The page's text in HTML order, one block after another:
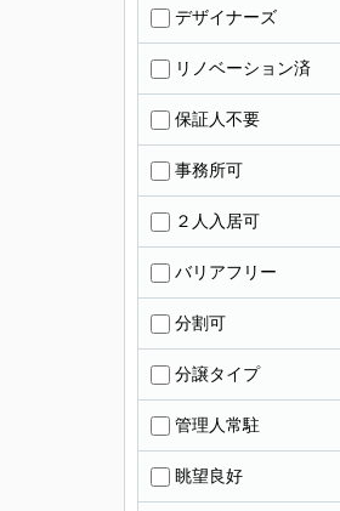
デザイナーズ
リノベーション済
保証人不要
事務所可
２人入居可
バリアフリー
分割可
分譲タイプ
管理人常駐
眺望良好